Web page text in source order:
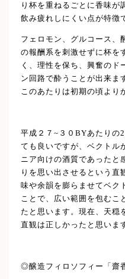
り杯を重ねるごとに香味が
飲み疲れしにくい点が特徴
フェロモン、グルコース、
の報酬系を刺激せずに杯を
く、理性を保ち、興奮のド
ン回路で酔うことが出来ま
このあたりは初期の頃より
平成２７~３０BYあたりの
ても良いですが、ベクトル
ニア向けの酒質であったと
りを思い出させるという直
味や余韻を膨らませてベク
ことで、広い範囲を包むこ
たと思います。現在、天穏
直観は正しかったと思いま
◎醸造フィロソフィー「齋